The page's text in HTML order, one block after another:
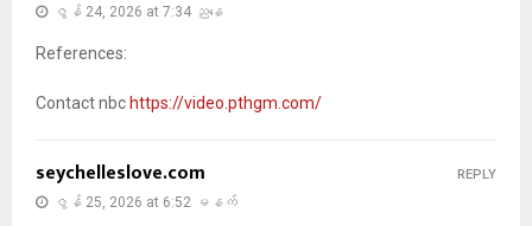
ဇွန် 24, 2026 at 7:34 ညနေ
References:
Contact nbc https://video.pthgm.com/
seychelleslove.com
ဇွန် 25, 2026 at 6:52 မနက်
REPLY